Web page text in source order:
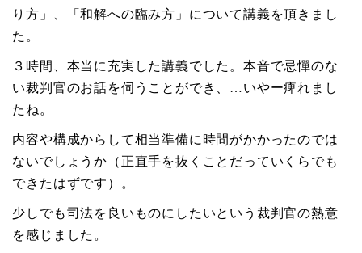
り方」、「和解への臨み方」について講義を頂きまし
た。
３時間、本当に充実した講義でした。本音で忌憚のな
い裁判官のお話を伺うことができ、…いやー痺れまし
たね。
内容や構成からして相当準備に時間がかかったのでは
ないでしょうか（正直手を抜くことだっていくらでも
できたはずです）。
少しでも司法を良いものにしたいという裁判官の熱意
を感じました。